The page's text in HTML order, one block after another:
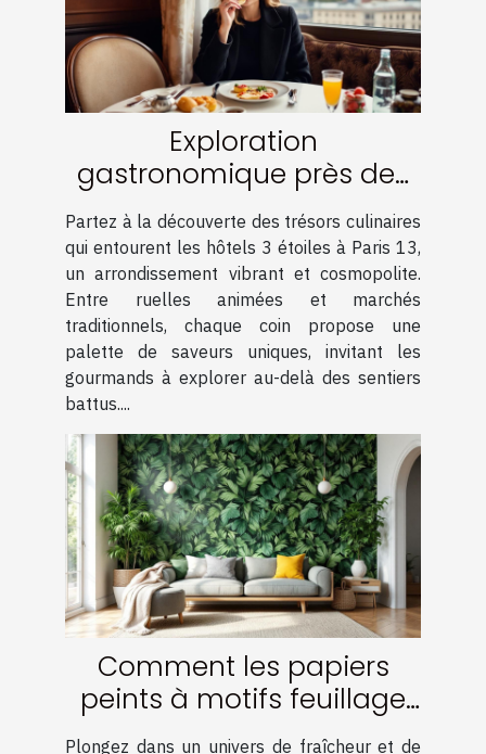
Exploration
gastronomique près des
hôtels 3 étoiles à Paris 13
Partez à la découverte des trésors culinaires
qui entourent les hôtels 3 étoiles à Paris 13,
un arrondissement vibrant et cosmopolite.
Entre ruelles animées et marchés
traditionnels, chaque coin propose une
palette de saveurs uniques, invitant les
gourmands à explorer au-delà des sentiers
battus....
Comment les papiers
peints à motifs feuillage
transforment-ils votre
Plongez dans un univers de fraîcheur et de